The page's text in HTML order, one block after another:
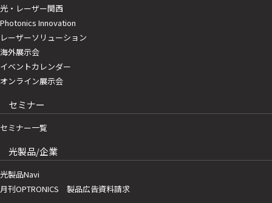
光・レーザー関西
Photonics Innovation
レーザーソリューション
海外展示会
イベントカレンダー
オンライン展示会
セミナー
セミナー一覧
光製品/企業
光製品Navi
月刊OPTRONICS 製品広告資料請求